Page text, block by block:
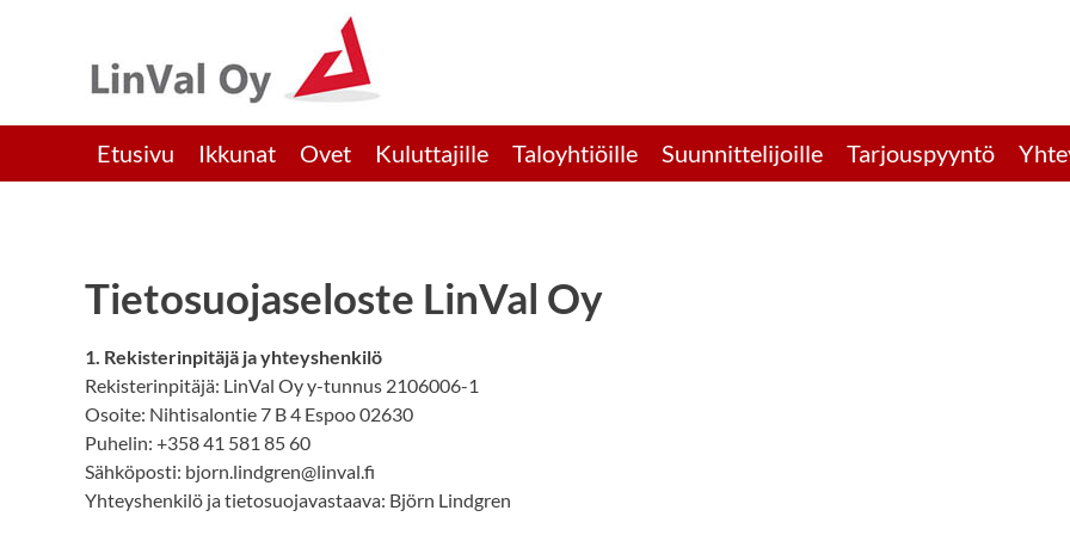
Etusivu Ikkunat Ovet Kuluttajille Taloyhtiöille Suunnittelijoille Tarjouspyyntö
Tietosuojaseloste LinVal Oy
1. Rekisterinpitäjä ja yhteyshenkilö
Rekisterinpitäjä: LinVal Oy y-tunnus 2106006-1
Osoite: Nihtisalontie 7 B 4 Espoo 02630
Puhelin: +358 41 581 85 60
Sähköposti: bjorn.lindgren@linval.fi
Yhteyshenkilö ja tietosuojavastaava: Björn Lindgren